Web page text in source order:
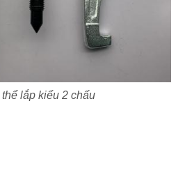
lắp kiểu 2 chấu